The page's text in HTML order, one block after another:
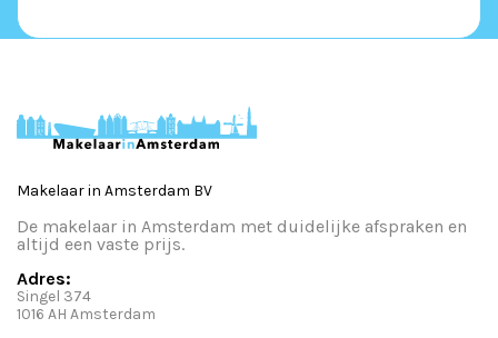
Makelaar in Amsterdam BV
De makelaar in Amsterdam met duidelijke afspraken en
altijd een vaste prijs.
Adres:
Singel 374
1016 AH Amsterdam